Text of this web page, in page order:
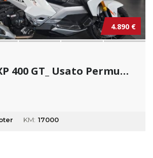
4.890 €
Peugeot XP 400 GT_ Usato Permutabile
KM: 17000